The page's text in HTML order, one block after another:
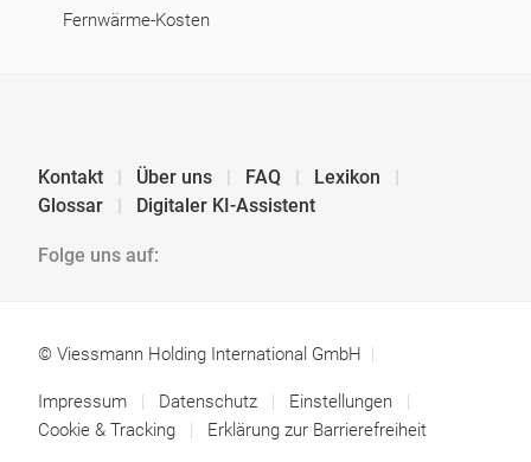
Fernwärme-Kosten
Kontakt Über uns FAQ
Lexikon
Glossar
Digitaler KI-Assistent
Folge uns auf:
© Viessmann Holding International GmbH
Impressum Datenschutz
Einstellungen
Cookie & Tracking
Erklärung zur Barrierefreiheit